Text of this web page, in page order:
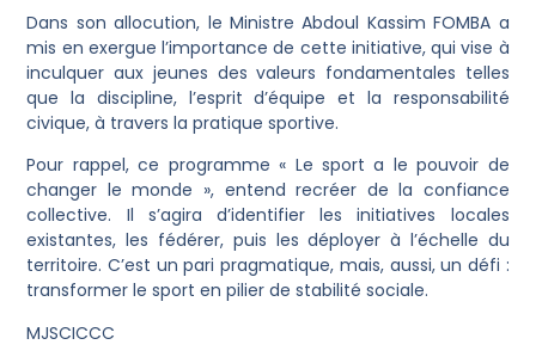
Dans son allocution, le Ministre Abdoul Kassim FOMBA a
mis en exergue l’importance de cette initiative, qui vise à
inculquer aux jeunes des valeurs fondamentales telles
que la discipline, l’esprit d’équipe et la responsabilité
civique, à travers la pratique sportive.
Pour rappel, ce programme « Le sport a le pouvoir de
changer le monde », entend recréer de la confiance
collective. Il s’agira d’identifier les initiatives locales
existantes, les fédérer, puis les déployer à l’échelle du
territoire. C’est un pari pragmatique, mais, aussi, un défi :
transformer le sport en pilier de stabilité sociale.
MJSCICCC